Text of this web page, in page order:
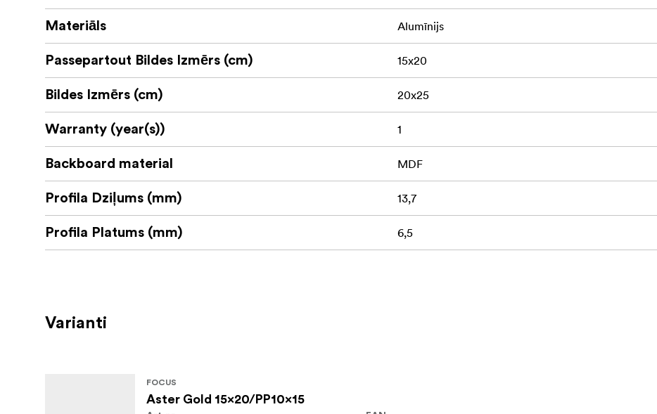
Materiāls Alumīnijs
Passepartout Bildes Izmērs (cm) 15x20
Bildes Izmērs (cm) 20x25
Warranty (year(s)) 1
Backboard material MDF
Profila Dziļums (mm) 13,7
Profila Platums (mm) 6,5
Varianti
FOCUS
Aster Gold 15x20/PP10x15